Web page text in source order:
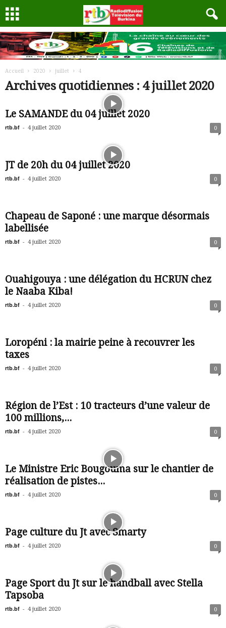
Accueil 2020 juillet 4
Archives quotidiennes : 4 juillet 2020
Le SAMANDE du 04 juillet 2020
rtb.bf - 4 juillet 2020 0
JT de 20h du 04 juillet 2020
rtb.bf - 4 juillet 2020 0
Chapeau de Saponé : une marque désormais
labellisée
rtb.bf - 4 juillet 2020 0
Ouahigouya : une délégation du HCRUN chez
le Naaba Kiba!
rtb.bf - 4 juillet 2020 0
Loropéni : la mairie peine à recouvrer les
taxes
rtb.bf - 4 juillet 2020 0
Région de l’Est : 10 tracteurs d’une valeur de
100 millions,...
rtb.bf - 4 juillet 2020 0
Le Ministre Eric Bougouma sur le chantier de
réalisation de pistes...
rtb.bf - 4 juillet 2020 0
Page culture du Jt avec Smarty
rtb.bf - 4 juillet 2020 0
Page Sport du Jt sur le handball avec Stella
Tapsoba
rtb.bf - 4 juillet 2020 0